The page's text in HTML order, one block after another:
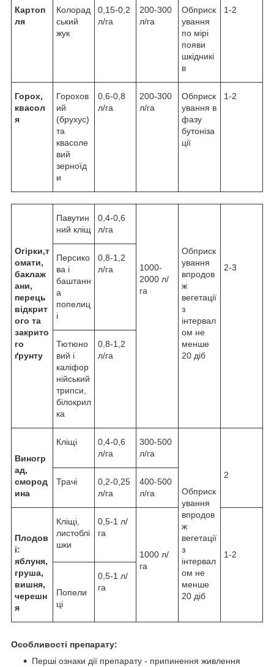
Картоп
ля
Колорад
ський
жук
0,15-0,2
л/га
200-300
л/га
Обприск
ування
по мірі
появи
шкідникі
в
1-2
Горох,
квасол
я
Горохов
ий
(брухус)
та
квасоле
вий
зерноїд
и
0,6-0,8
л/га
200-300
л/га
Обприск
ування в
фазу
бутоніза
ції
1-2
Огірки,т
омати,
баклаж
ани,
перець
відкрит
ого та
закрито
го
ґрунту
Павутин
ний кліщ
0,4-0,6
л/га
1000-
2000 л/
га
Обприск
ування
впродов
ж
вегетації
з
інтервал
ом не
менше
20 діб
2-3
Персико
ва і
баштанн
а
попелиц
і
0,8-1,2
л/га
Тютюно
вий і
каліфор
нійський
трипси,
білокрил
ка
0,8-1,2
л/га
Виногр
ад,
смород
ина
Кліщі
0,4-0,6
л/га
300-500
л/га
Обприск
ування
впродов
ж
вегетації
з
інтервал
ом не
менше
20 діб
2
Трачі
0,2-0,25
л/га
400-500
л/га
Плодов
і:
яблуня,
груша,
вишня,
черешн
я
Кліщі,
листоблі
шки
0,5-1 л/
га
1000 л/
га
1-2
Попели
ці
0,5-1 л/
га
Особливості препарату:
Перші ознаки дії препарату - припинення живлення